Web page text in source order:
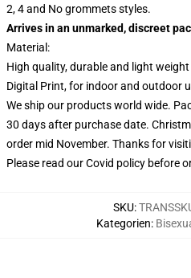
2, 4 and No grommets styles.
Arrives in an unmarked, discreet
Material:
High quality, durable and light
Digital Print, for indoor and outdoor
We ship our products world wide.
30 days after purchase date.
order mid November. Thanks for
Please read our Covid policy before
SKU:
Kategorien: